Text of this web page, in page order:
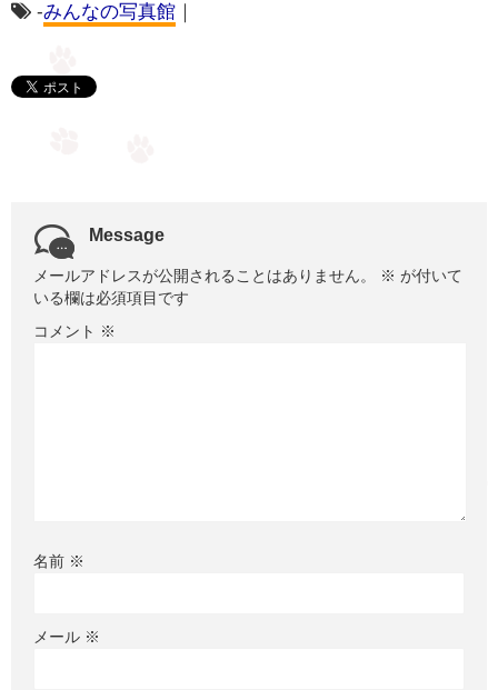
-みんなの写真館
Message
メールアドレスが公開されることはありません。 ※ が付いて
いる欄は必須項目です
コメント ※
名前 ※
メール ※